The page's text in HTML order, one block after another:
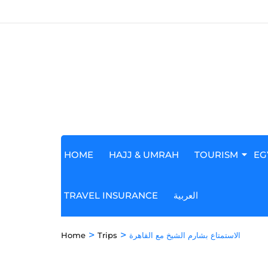
HOME HAJJ & UMRAH TOURISM
TRAVEL INSURANCE العربية
Home > Trips > الاستمتاع بشارم الشيخ مع القاهرة